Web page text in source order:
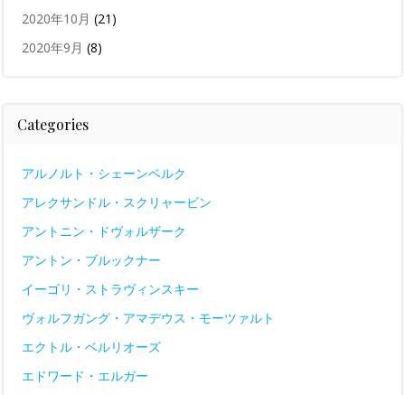
2020年10月 (21)
2020年9月 (8)
Categories
アルノルト・シェーンベルク
アレクサンドル・スクリャービン
アントニン・ドヴォルザーク
アントン・ブルックナー
イーゴリ・ストラヴィンスキー
ヴォルフガング・アマデウス・モーツァルト
エクトル・ベルリオーズ
エドワード・エルガー